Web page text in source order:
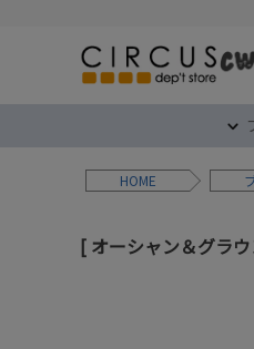
検索
HOME
オーシャン＆グラ